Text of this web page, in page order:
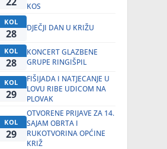
KOS
KOL
28 DJEČJI DAN U KRIŽU
KOL
28
KONCERT GLAZBENE
GRUPE RINGIŠPIL
KOL
29
FIŠIJADA I NATJECANJE U
LOVU RIBE UDICOM NA
PLOVAK
KOL
29
OTVORENE PRIJAVE ZA 14.
SAJAM OBRTA I
RUKOTVORINA OPĆINE
KRIŽ